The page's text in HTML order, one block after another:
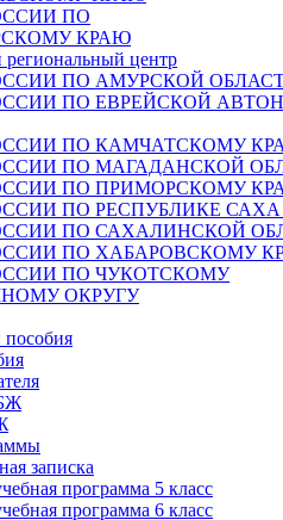
ПО
КРАЮ
региональный центр
ПО АМУРСКОЙ
ПО ЕВРЕЙСКОЙ
ПО КАМЧАТСКОМУ
ПО МАГАДАНСКОЙ
ПО ПРИМОРСКОМУ
ПО РЕСПУБЛИКЕ
ПО САХАЛИНСКОЙ
ПО ХАБАРОВСКОМУ
ПО ЧУКОТСКОМУ
ОКРУГУ
записка
программа 5 класс
программа 6 класс